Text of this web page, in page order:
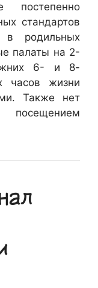
постепенно
стандартов
в родильных
палаты на 2-
6- и 8-
часов жизни
Также нет